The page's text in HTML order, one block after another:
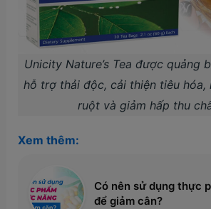
Unicity Nature’s Tea được quảng
hỗ trợ thải độc, cải thiện tiêu hóa,
ruột và giảm hấp thu
Xem thêm:
Có nên sử dụng thực
để giảm cân?